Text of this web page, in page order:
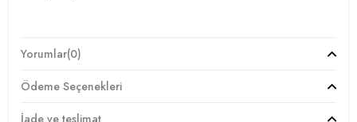
Giyim Tarzı: Günlük/Casual
Materyal: % 50 Polyester % 45 Viskon % 5 Elastan
Yorumlar(0)
Ödeme Seçenekleri
İade ve teslimat